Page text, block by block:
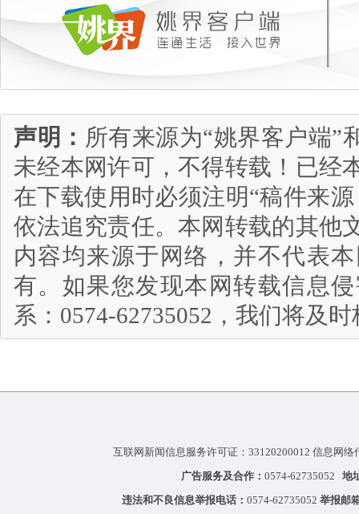
声明： 所有来源为“姚界客户端”
未经本网许可，不得转载！已经
在下载使用时必须注明“稿件来
依法追究责任。本网转载的其他
内容均来源于网络，并不代表
有。如果您发现本网转载信息
系：0574-62735052，我们将及
互联网新闻信息服务许可证：33120200012 信息网
广告服务及合作： 0574-62735052 地
违法和不良信息举报电话： 0574-62735052 举报邮